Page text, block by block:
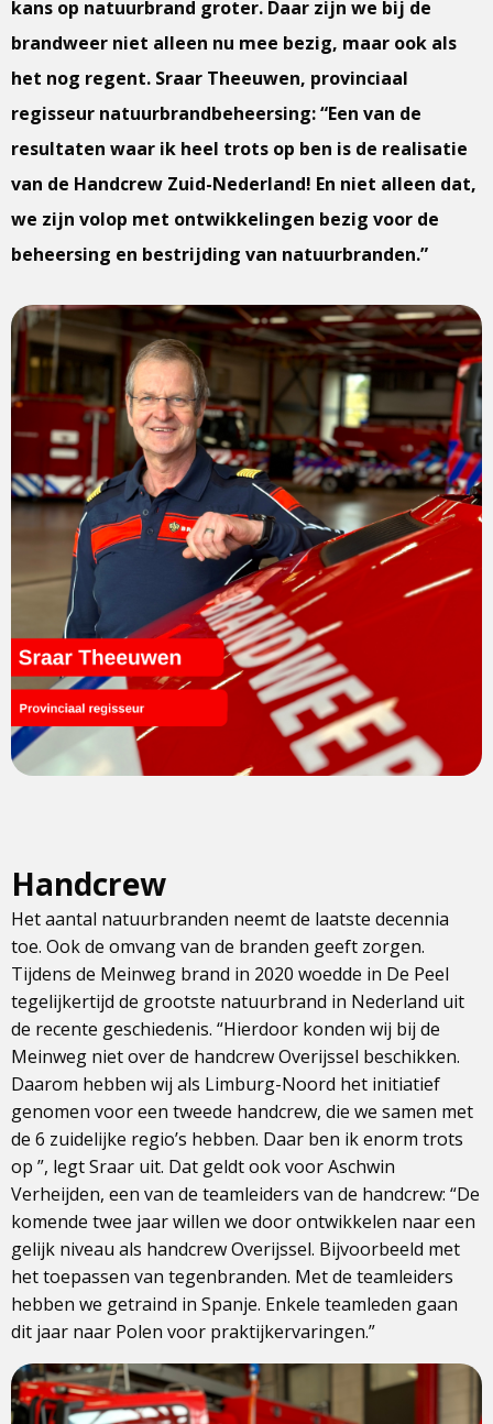
kans op natuurbrand groter. Daar zijn we bij de
brandweer niet alleen nu mee bezig, maar ook als
het nog regent. Sraar Theeuwen, provinciaal
regisseur natuurbrandbeheersing: “Een van de
resultaten waar ik heel trots op ben is de realisatie
van de Handcrew Zuid-Nederland! En niet alleen dat,
we zijn volop met ontwikkelingen bezig voor de
beheersing en bestrijding van natuurbranden.”
Handcrew
Het aantal natuurbranden neemt de laatste decennia
toe. Ook de omvang van de branden geeft zorgen.
Tijdens de Meinweg brand in 2020 woedde in De Peel
tegelijkertijd de grootste natuurbrand in Nederland uit
de recente geschiedenis. “Hierdoor konden wij bij de
Meinweg niet over de handcrew Overijssel beschikken.
Daarom hebben wij als Limburg-Noord het initiatief
genomen voor een tweede handcrew, die we samen met
de 6 zuidelijke regio’s hebben. Daar ben ik enorm trots
op ”, legt Sraar uit. Dat geldt ook voor Aschwin
Verheijden, een van de teamleiders van de handcrew: “De
komende twee jaar willen we door ontwikkelen naar een
gelijk niveau als handcrew Overijssel. Bijvoorbeeld met
het toepassen van tegenbranden. Met de teamleiders
hebben we getraind in Spanje. Enkele teamleden gaan
dit jaar naar Polen voor praktijkervaringen.”